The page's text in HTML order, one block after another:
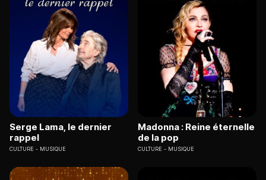
Serge Lama, le dernier
rappel
CULTURE MUSIQUE
Madonna : Reine éternelle
de la pop
CULTURE MUSIQUE